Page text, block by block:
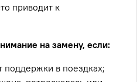
приводит к
на замену, если:
поддержки в поездках;